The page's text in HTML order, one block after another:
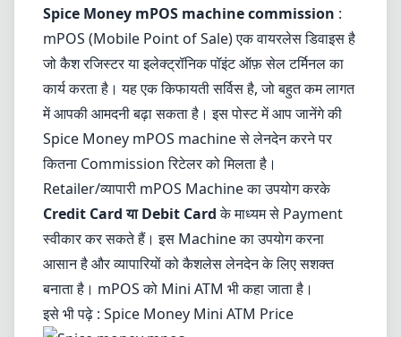
NATURE
Spice Money mPOS machine commission :
mPOS (Mobile Point of Sale) एक वायरलेस डिवाइस है
जो कैश रजिस्टर या इलेक्ट्रॉनिक पॉइंट ऑफ़ सेल टर्मिनल का
कार्य करता है। यह एक किफायती सर्विस है, जो बहुत कम लागत
में आपकी आमदनी बढ़ा सकता है। इस पोस्ट में आप जानेंगे की
Spice Money mPOS machine से लेनदेन करने पर
कितना Commission रिटेलर को मिलता है।
Retailer/व्यापारी mPOS Machine का उपयोग करके
Credit Card या Debit Cardके माध्यम से Payment
स्वीकार कर सकते हैं। इस Machine का उपयोग करना
आसान है और व्यापारियों को कैशलेस लेनदेन के लिए सशक्त
बनाता है। mPOS को Mini ATM भी कहा जाता है।
इसे भी पढ़े : Spice Money Mini ATM Price